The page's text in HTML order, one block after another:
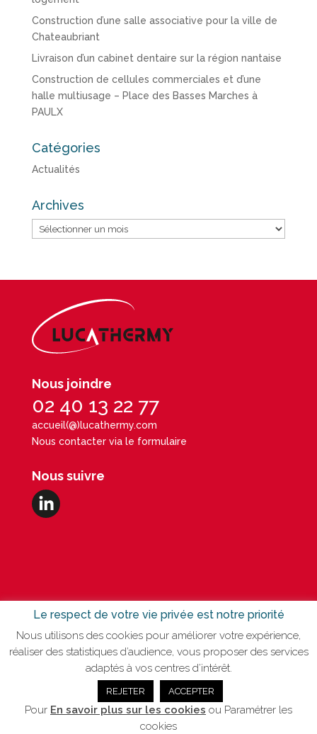
Construction d’une salle associative pour la ville de
Chateaubriant
Livraison d’un cabinet dentaire sur la région nantaise
Construction de cellules commerciales et d’une
halle multiusage – Place des Basses Marches à
PAULX
Catégories
Actualités
Archives
Archives
Nous joindre
02 40 13 22 77
accueil(@)lucathermy.com
Nous contacter via le formulaire
Nous suivre
40 rue des Garottières
44115 Haute-Goulaine
Copyright Lucathermy / 2020 - Mentions légales- création
Showave Clisson
Le respect de votre vie privée est notre priorité
Nous utilisons des cookies pour améliorer votre expérience,
réaliser des statistiques d’audience, vous proposer des services
adaptés à vos centres d’intérêt.
REJETER ACCEPTER
Pour En savoir plus sur les cookies ou Paramétrer les
cookies